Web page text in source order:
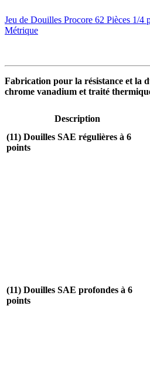
Jeu de Douilles Procore 62 Pièces 1/
Métrique
Fabrication pour la résistance et la
chrome vanadium et traité
Description
(11) Douilles SAE régulières à 6
points
(11) Douilles SAE profondes à 6
points